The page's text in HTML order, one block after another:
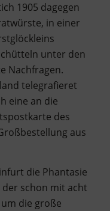
1905 dagegen
in einer
unter den
Nachfragen.
telegrafieret
eine an die
des
aus
die Phantasie
schon mit acht
die große